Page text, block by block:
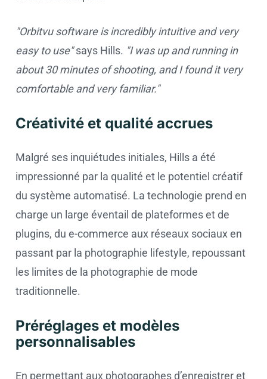
"Orbitvu software is incredibly intuitive and very
easy to use"says Hills. "I was up and running in
about 30 minutes of shooting, and I found it very
comfortable and very familiar."
Créativité et qualité accrues
Malgré ses inquiétudes initiales, Hills a été
impressionné par la qualité et le potentiel créatif
du système automatisé. La technologie prend en
charge un large éventail de plateformes et de
plugins, du e-commerce aux réseaux sociaux en
passant par la photographie lifestyle, repoussant
les limites de la photographie de mode
traditionnelle.
Préréglages et modèles
personnalisables
En permettant aux photographes d’enregistrer et